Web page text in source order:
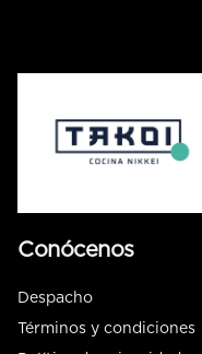
Conócenos
Despacho
Términos y condiciones